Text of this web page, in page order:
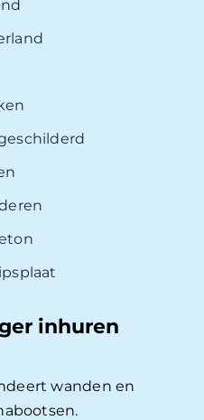
inhuren
wanden en